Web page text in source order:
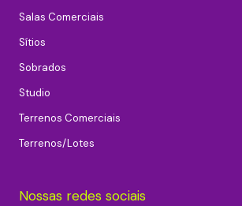
Salas Comerciais
Sítios
Sobrados
Studio
Terrenos Comerciais
Terrenos/Lotes
Nossas redes sociais